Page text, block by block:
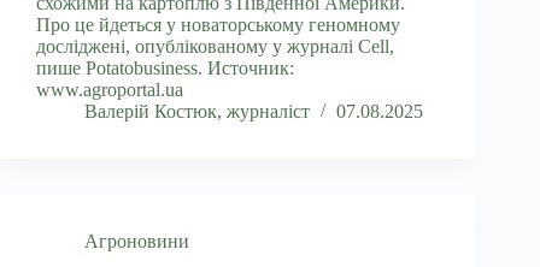
Про це йдеться у новаторському геномному
досліджені, опублікованому у журналі Cell,
пише Potatobusiness. Источник:
www.agroportal.ua
Валерій Костюк, журналіст
07.08.2025
Агроновини